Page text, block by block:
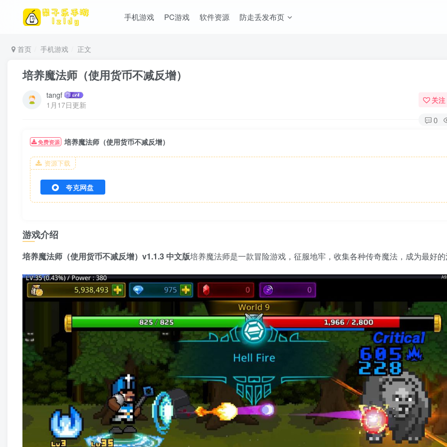
手机游戏 PC游戏 软件资源 防走丢发布页
首页 手机游戏 正文
培养魔法师（使用货币不减反增）
tangf
1月17日更新
关注
0
免费资源 培养魔法师（使用货币不减反增）
资源下载
夸克网盘
游戏介绍
培养魔法师（使用货币不减反增）v1.1.3 中文版培养魔法师是一款冒险游戏，征服地牢，收集各种传奇魔法，成为最好